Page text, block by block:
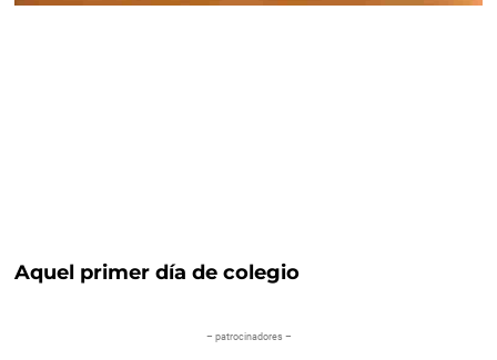
Aquel primer día de colegio
– patrocinadores –